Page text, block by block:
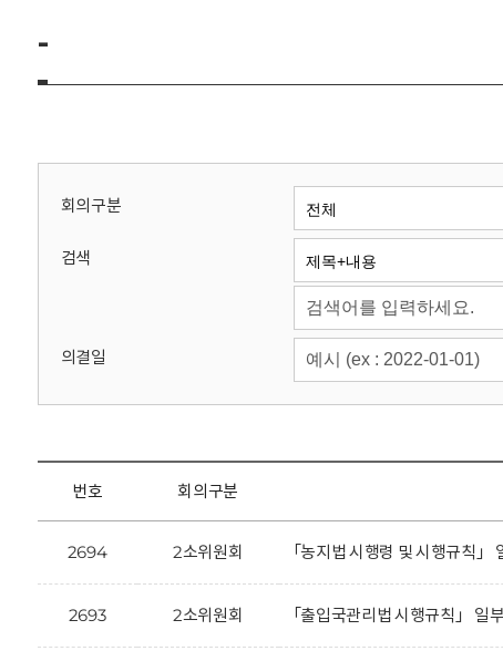
위
회
-
회의구분
검색
의결일
번호 회의구분
2694 2소위원회 「농지법 시행령 및 시행규칙
2693 2소위원회 「출입국관리법 시행규칙」 일